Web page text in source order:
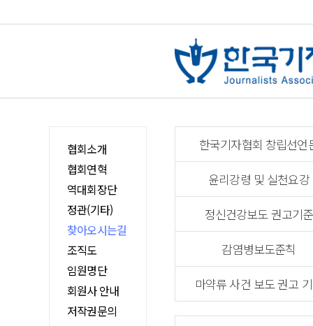
협회소개
협회연혁
역대회장단
정관(기타)
찾아오시는길
조직도
임원명단
회원사 안내
저작권문의
한국기자협회 창립선언
윤리강령 및 실천요강
정신건강보도 권고기준
감염병보도준칙
마약류 사건 보도 권고